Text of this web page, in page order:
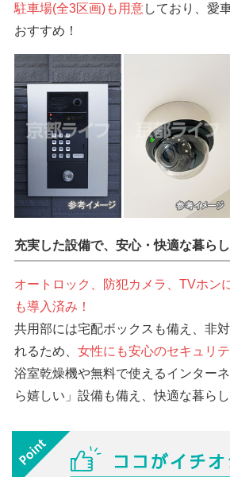
駐車場(全3区画)も用意しており、愛
おすすめ！
充実した設備で、安心・快適な暮らし
オートロック、防犯カメラ、TVホン
も導入済み！
共用部には宅配ボックスも備え、非
れるため、 女性にも安心のセキュリ
浴室乾燥機や無料で使えるインター
ら嬉しい」設備も備え、快適な暮らし